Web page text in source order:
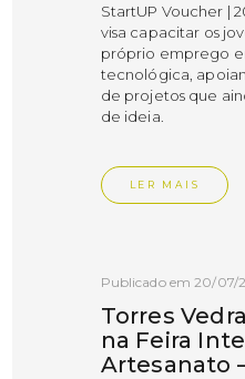
StartUP Voucher |
visa capacitar os
próprio emprego
tecnológica,
de projetos que
de ideia.
LER MAIS
Publicado em 20/07/
Torres
na Feira
Artesanato